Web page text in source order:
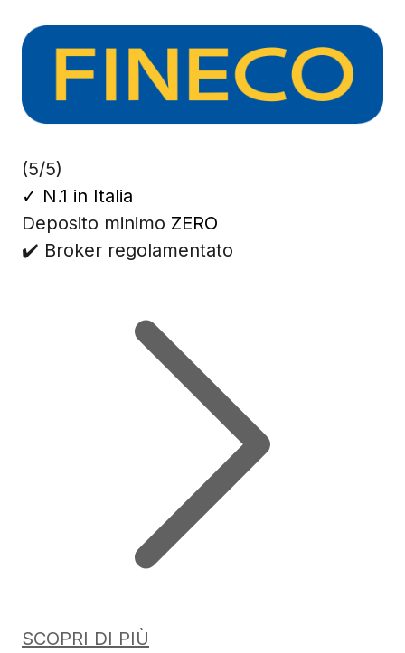
(5/5)
✓ N.1 in Italia
Deposito minimo ZERO
✔️ Broker regolamentato
SCOPRI DI PIÙ